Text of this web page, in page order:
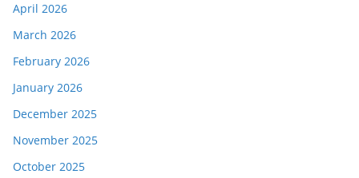
April 2026
March 2026
February 2026
January 2026
December 2025
November 2025
October 2025